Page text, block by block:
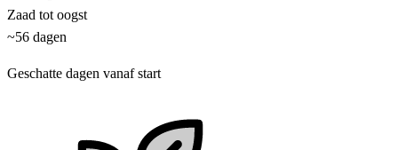
Zaad tot oogst
~56 dagen
Geschatte dagen vanaf start